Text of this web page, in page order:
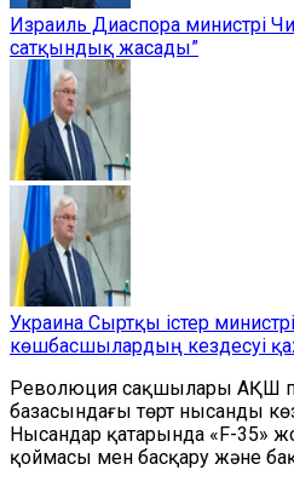
Израиль Диаспора министрі
сатқындық жасады”
Украина Сыртқы істер
көшбасшылардың кездесуі
Революция сақшылары АҚШ
базасындағы төрт нысанды
Нысандар қатарында «F-35»
қоймасы мен басқару және